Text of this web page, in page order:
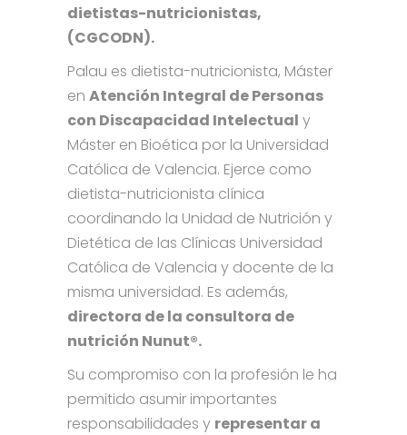
dietistas-nutricionistas,
(CGCODN).
Palau es dietista-nutricionista, Máster
en Atención Integral de Personas
con Discapacidad Intelectual y
Máster en Bioética por la Universidad
Católica de Valencia. Ejerce como
dietista-nutricionista clínica
coordinando la Unidad de Nutrición y
Dietética de las Clínicas Universidad
Católica de Valencia y docente de la
misma universidad. Es además,
directora de la consultora de
nutrición Nunut®.
Su compromiso con la profesión le ha
permitido asumir importantes
responsabilidades y representar a